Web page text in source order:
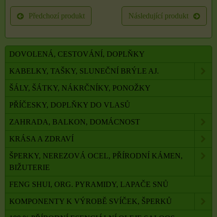
Předchozí produkt Následující produkt
DOVOLENÁ, CESTOVÁNÍ, DOPLŇKY
KABELKY, TAŠKY, SLUNEČNÍ BRÝLE AJ.
ŠÁLY, ŠÁTKY, NÁKRČNÍKY, PONOŽKY
PŘÍČESKY, DOPLŇKY DO VLASŮ
ZAHRADA, BALKON, DOMÁCNOST
KRÁSA A ZDRAVÍ
ŠPERKY, NEREZOVÁ OCEL, PŘÍRODNÍ KÁMEN,
BIŽUTERIE
FENG SHUI, ORG. PYRAMIDY, LAPAČE SNŮ
KOMPONENTY K VÝROBĚ SVÍČEK, ŠPERKŮ